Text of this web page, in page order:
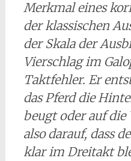
Merkmal eines
der klassischen
der Skala der
Vierschlag im
Taktfehler. Er
das Pferd die
beugt oder auf
also darauf, dass
klar im Dreitakt